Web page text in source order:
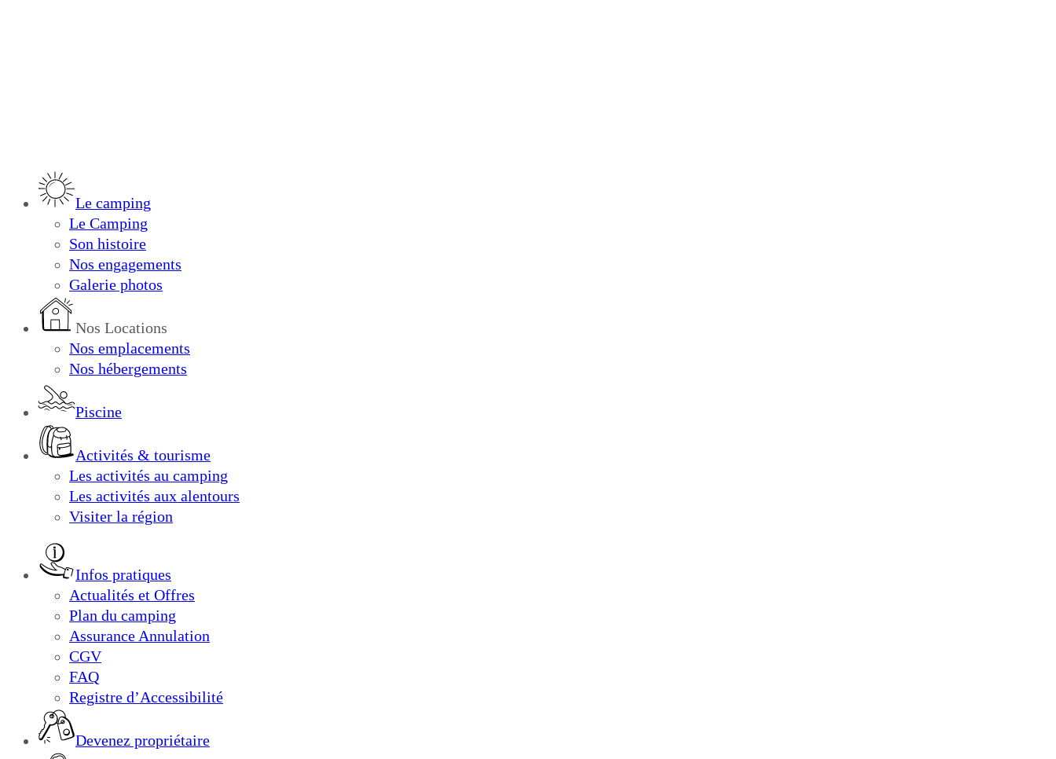
Le camping
Le Camping
Son histoire
Nos engagements
Galerie photos
Nos Locations
Nos emplacements
Nos hébergements
Piscine
Activités & tourisme
Les activités au camping
Les activités aux alentours
Visiter la région
Infos pratiques
Actualités et Offres
Plan du camping
Assurance Annulation
CGV
FAQ
Registre d’Accessibilité
Devenez propriétaire